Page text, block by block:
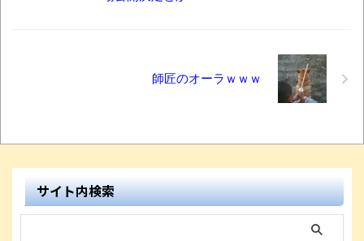
師匠のオーラｗｗｗ
サイト内検索